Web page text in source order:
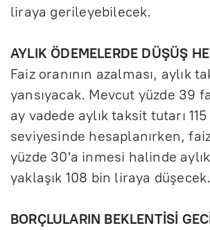
liraya gerileyebilecek.
AYLIK ÖDEMELERDE DÜŞÜŞ
Faiz oranının azalması, aylık
yansıyacak. Mevcut yüzde 39
ay vadede aylık taksit tutarı
seviyesinde hesaplanırken, faiz
yüzde 30'a inmesi halinde
yaklaşık 108 bin liraya düşecek.
BORÇLULARIN BEKLENTİSİ